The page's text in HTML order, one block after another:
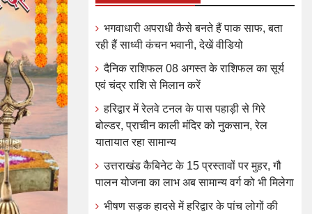
भगवाधारी अपराधी कैसे बनते हैं पाक साफ, बता
रही हैं साध्वी कंचन भवानी, देखें वीडियो
दैनिक राशिफल 08 अगस्त के राशिफल का सूर्य
एवं चंद्र राशि से मिलान करें
हरिद्वार में रेलवे टनल के पास पहाड़ी से गिरे
बोल्डर, प्राचीन काली मंदिर को नुकसान, रेल
यातायात रहा सामान्य
उत्तराखंड कैबिनेट के 15 प्रस्तावों पर मुहर, गौ
पालन योजना का लाभ अब सामान्य वर्ग को भी मिलेगा
भीषण सड़क हादसे में हरिद्वार के पांच लोगों की